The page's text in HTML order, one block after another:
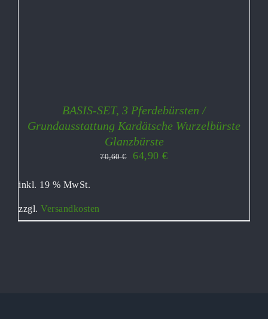
BASIS-SET, 3 Pferdebürsten /
Grundausstattung Kardätsche Wurzelbürste
Glanzbürste
70,60€
Ursprünglicher
64,90€Aktueller
inkl. 19 % MwSt.
zzgl. Versandkosten